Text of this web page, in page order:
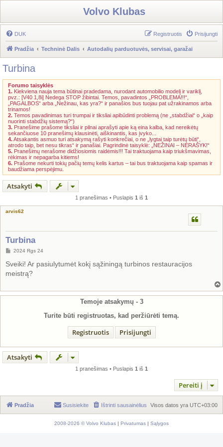
Volvo Klubas
DUK Prisijungti
Registruotis
Pradžia Techninė Dalis Autodalių parduotuvės, servisai, garažai
Turbina
Forumo taisyklės
1. Kiekviena nauja tema būtinai pradedama, nurodant automobilio modelį ir variklį,
pvz.: [V40 1,8i] Nedega STOP žibintai. Temos, pavadintos „PROBLEMA!!!“,
„PAGALBOS“ arba „Nežinau, kas yra?“ ir panašios bus tuojau pat užrakinamos arba
trinamos!
2. Temos pavadinimas turi trumpai ir tiksliai apibūdinti problemą (ne „stabdžiai“ o „kaip
nuorinti stabdžių sistemą?“)
3. Pranešime prašome tiksliai ir pilnai aprašyti apie ką eina kalba, kad nereikėtų
sekančiuose 10 pranešimų klausinėti, aiškinantis, kas įvyko...
4.Atsakantis asmuo turi atsakymą rašyti konkrečiai, o ne „lygtai taip turėtų būti“,
atrodo taip, bet nesu tikras“ ir panašiai. Pagrindinė taisyklė: „NEŽINAI – NERAŠYK!“
5. Pranešimų nerašome didžiosiomis raidėmis!!! Tai traktuojama kaip triukšmavimas,
rėkimas ir nepagarba kitiems!
6. Prašome nekurti tokių pačių temų kelis kartus – tai bus traktuojama kaip spamas ir
baudžiama perspėjimu.
Atsakyti
1 pranešimas • Puslapis 1 iš 1
arvis62
Turbina
S
a
n
d
t
2024 Rgs 24
Sveiki! Ar pasiulytumėt kokį sąžiningą turbinos restauracijos
meistrą?
i
Temoje atsakymų - 3
Turite būti registruotas, kad peržiūrėti temą.
Registruotis Prisijungti
Atsakyti
1 pranešimas • Puslapis 1 iš 1
Pereiti į
Pradžia Visos datos yra UTC+03:00
Ištrinti sausainėlius
Susisiekite
2008-2026 © Volvo Klubas | Privatumas | Sąlygos